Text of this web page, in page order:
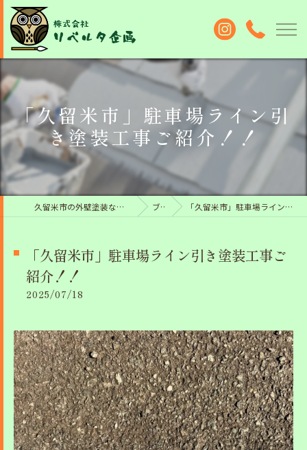
「久留米市」駐車場ライン引
き塗装工事ご紹介！！
久留米市の外壁塗装なら株式会社リベルタ企画 ブログ 「久留米市」駐車場ライン引き塗装工事ご紹介！！
「久留米市」駐車場ライン引き塗装工事ご
紹介！！
2025/07/18